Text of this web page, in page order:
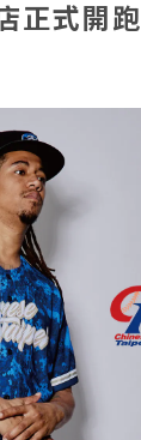
正式開跑